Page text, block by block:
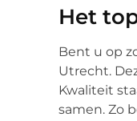
Het
Bent u op
Utrecht.
Kwaliteit
samen. Zo